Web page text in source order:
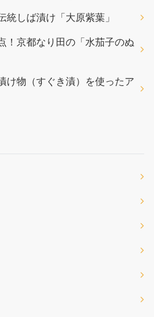
しば漬け「大原紫葉」
！京都なり田の「水茄子のぬ
け物（すぐき漬）を使ったア